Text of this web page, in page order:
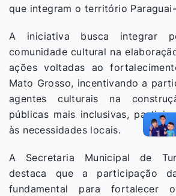
que integram o território
A iniciativa busca integrar
comunidade cultural na
ações voltadas ao
Mato Grosso, incentivando a
agentes culturais na
públicas mais inclusivas,
às necessidades locais.
A Secretaria Municipal de
destaca que a participação
fundamental para fortalecer